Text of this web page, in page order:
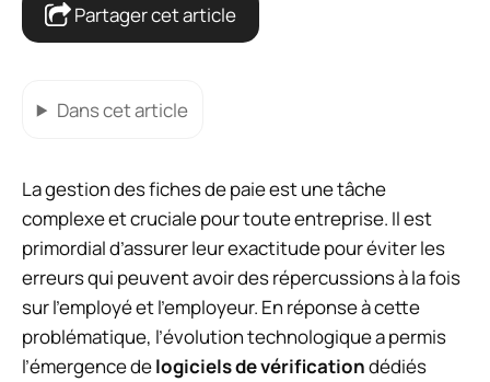
Partager cet article
Dans cet article
La gestion des fiches de paie est une tâche
complexe et cruciale pour toute entreprise. Il est
primordial d’assurer leur exactitude pour éviter les
erreurs qui peuvent avoir des répercussions à la fois
sur l’employé et l’employeur. En réponse à cette
problématique, l’évolution technologique a permis
l’émergence delogiciels de vérificationdédiés